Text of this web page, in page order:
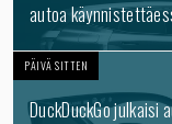
autoa
PÄIVÄ SITTEN
DuckDuckGo julkaisi